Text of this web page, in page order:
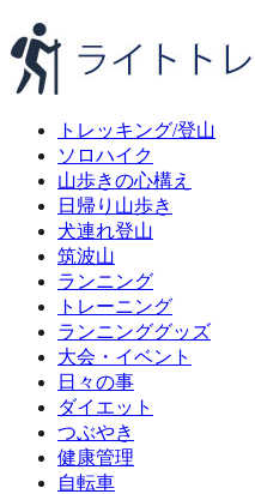
トレッキング/登山
ソロハイク
山歩きの心構え
日帰り山歩き
犬連れ登山
筑波山
ランニング
トレーニング
ランニンググッズ
大会・イベント
日々の事
ダイエット
つぶやき
健康管理
自転車